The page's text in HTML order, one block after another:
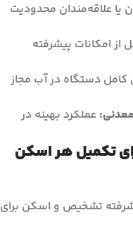
یا علاقه‌مندان محدودیت
از امکانات پیشرفته
دستگاه در آب مجاز
عملکرد بهینه در
تکمیل هر اسکن
تشخیص و اسکن برای